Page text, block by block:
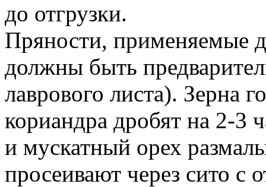
до отгрузки.
Пряности, применяемые
должны быть
лаврового листа). Зерна
кориандра дробят на 2-3
и мускатный орех
просеивают через сито с